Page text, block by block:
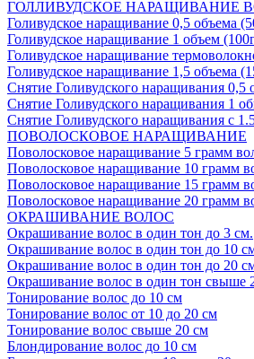
ГОЛЛИВУДСКОЕ НАРАЩИВАНИЕ
Голивудское наращивание 0,5 объема
Голивудское наращивание 1 объем
Голивудское наращивание
Голивудское наращивание 1,5 объема
Снятие Голивудского наращивания 0,5
Снятие Голивудского наращивания 1
Снятие Голивудского наращивания с
ПОВОЛОСКОВОЕ НАРАЩИВАНИЕ
Поволосковое наращивание 5 грамм
Поволосковое наращивание 10 грамм
Поволосковое наращивание 15 грамм
Поволосковое наращивание 20 грамм
ОКРАШИВАНИЕ ВОЛОС
Окрашивание волос в один тон до 3 см.
Окрашивание волос в один тон до 10
Окрашивание волос в один тон до 20
Окрашивание волос в один тон свыше
Тонирование волос до 10 см
Тонирование волос от 10 до 20 см
Тонирование волос свыше 20 см
Блондирование волос до 10 см